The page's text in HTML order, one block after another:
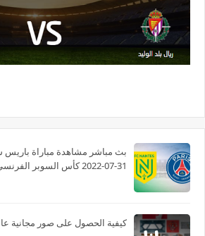
بث مباشر مشاهدة مباراة باريس
31-07-2022 كأس السوبر الفرنسي
كيفية الحصول على صور مجانية